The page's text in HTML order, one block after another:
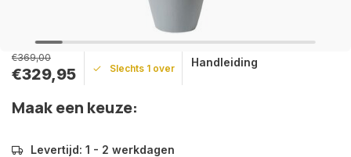
€369,00
€329,95 Slechts 1 over Handleiding
Maak een keuze:
Levertijd: 1 - 2 werkdagen